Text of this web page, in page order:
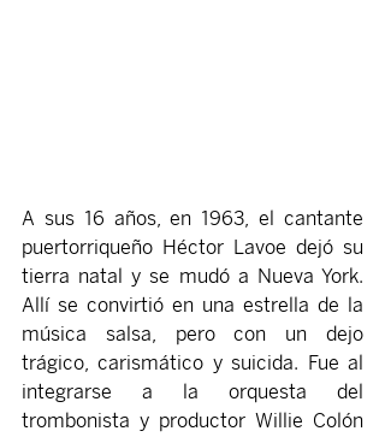
A sus 16 años, en 1963, el cantante
puertorriqueño Héctor Lavoe dejó su
tierra natal y se mudó a Nueva York.
Allí se convirtió en una estrella de la
música salsa, pero con un dejo
trágico, carismático y suicida. Fue al
integrarse a la orquesta del
trombonista y productor Willie Colón